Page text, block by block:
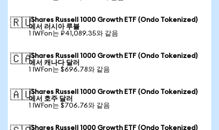
🇷🇺iShares Russell 1000 Growth ETF (Ondo Tokenized)
에서 러시아 루블
1 IWFon는 ₽41,089.35와 같음
🇨🇦iShares Russell 1000 Growth ETF (Ondo Tokenized)
에서 캐나다 달러
1 IWFon는 $696.78와 같음
🇦🇺iShares Russell 1000 Growth ETF (Ondo Tokenized)
에서 호주 달러
1 IWFon는 $706.76와 같음
iShares Russell 1000 Growth ETF (Ondo Tokenized)